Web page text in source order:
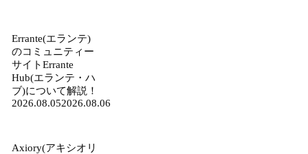
Errante(エランテ)
のコミュニティー
サイトErrante
Hub(エランテ・ハ
ブ)について解説！
2026.08.052026.08.06
Axiory(アキシオリ